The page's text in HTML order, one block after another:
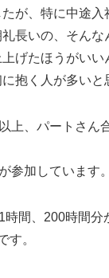
が、特に中途入
礼長いの、そんな
げたほうがいい
抱く人が多いと
上、パートさん
参加しています。
間、200時間分
す。